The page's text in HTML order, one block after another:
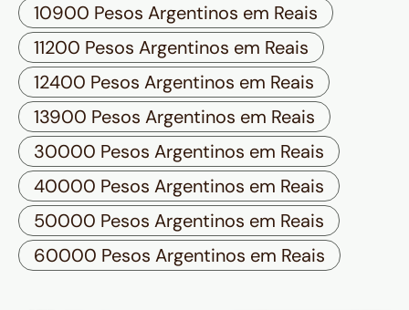
10900 Pesos Argentinos em Reais
11200 Pesos Argentinos em Reais
12400 Pesos Argentinos em Reais
13900 Pesos Argentinos em Reais
30000 Pesos Argentinos em Reais
40000 Pesos Argentinos em Reais
50000 Pesos Argentinos em Reais
60000 Pesos Argentinos em Reais